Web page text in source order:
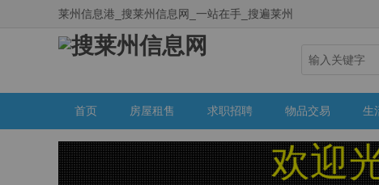
莱州信息港_搜莱州信息网_一站在手_搜遍莱州
首页 房屋租售 求职招聘 物品交易 生
欢迎光